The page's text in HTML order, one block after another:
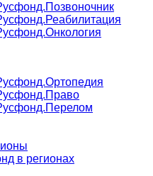
Позвоночник
Реабилитация
Онкология
Ортопедия
Право
Перелом
в регионах